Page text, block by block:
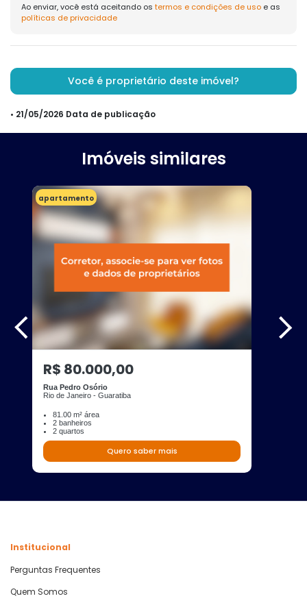
Ao enviar, você está aceitando os termos e condições de uso e as
políticas de privacidade
Você é proprietário deste imóvel?
• 21/05/2026 Data de publicação
Imóveis similares
apartamento
R$ 80.000,00
Rua Pedro Osório
Rio de Janeiro - Guaratiba
81.00 m² área
2 banheiros
2 quartos
Quero saber mais
Institucional
Perguntas Frequentes
Quem Somos